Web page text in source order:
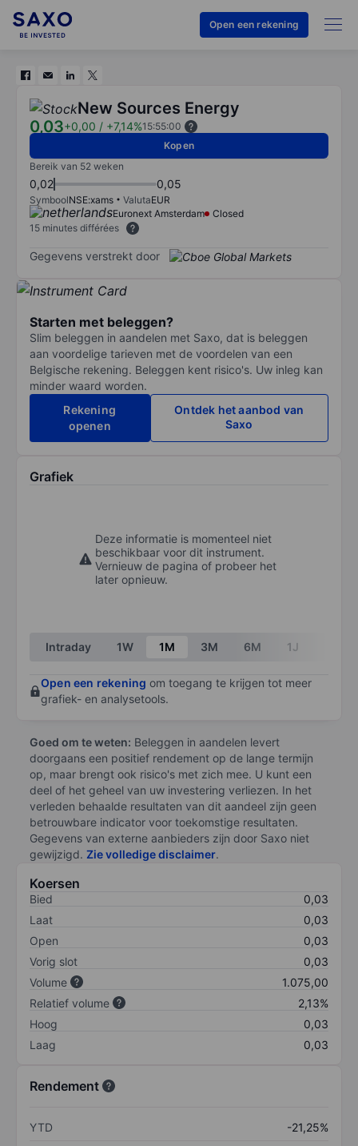
Open een rekening
New Sources Energy
0,03+0,00 / +7,14%15:55:00
Kopen
Bereik van 52 weken
0,02 0,05
SymboolNSE:xams ValutaEUR
Euronext Amsterdam
Closed
15 minutes différées
Gegevens verstrekt door
Starten met beleggen?
Slim beleggen in aandelen met Saxo, dat is beleggen
aan voordelige tarieven met de voordelen van een
Belgische rekening. Beleggen kent risico's. Uw inleg kan
minder waard worden.
Rekening
openen
Ontdek het aanbod van
Saxo
Grafiek
Deze informatie is momenteel niet
beschikbaar voor dit instrument.
Vernieuw de pagina of probeer het
later opnieuw.
Intraday 1W 1M 3M 6M 1J
Open een rekening om toegang te krijgen tot meer
grafiek- en analysetools.
Goed om te weten: Beleggen in aandelen levert
doorgaans een positief rendement op de lange termijn
op, maar brengt ook risico's met zich mee. U kunt een
deel of het geheel van uw investering verliezen. In het
verleden behaalde resultaten van dit aandeel zijn geen
betrouwbare indicator voor toekomstige resultaten.
Gegevens van externe aanbieders zijn door Saxo niet
gewijzigd. Zie volledige disclaimer.
Koersen
Bied
0,03
Laat
0,03
Open
0,03
Vorig slot
0,03
Volume
1.075,00
Relatief volume
2,13%
Hoog
0,03
Laag
0,03
Rendement
YTD
-21,25%